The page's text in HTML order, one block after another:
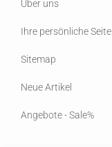
Über uns
Ihre persönliche Seite
Sitemap
Neue Artikel
Angebote - Sale%